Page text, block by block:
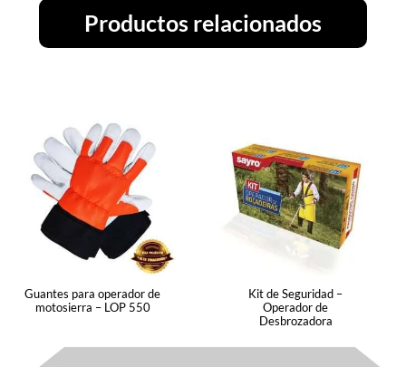
Productos relacionados
Guantes para operador de
motosierra – LOP 550
Kit de Seguridad –
Operador de
Desbrozadora